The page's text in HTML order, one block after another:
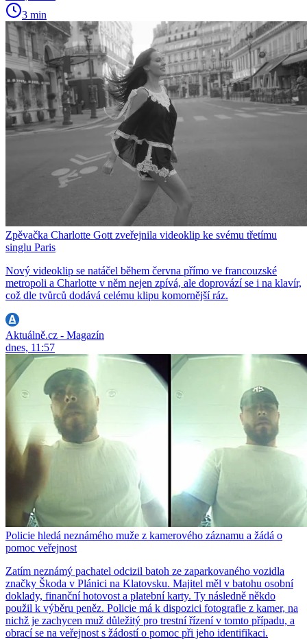
3 min
Zpěvačka Charlotte Gott zveřejnila videoklip ke svému třetímu
singlu Paris
Nový videoklip se natáčel během června přímo ve francouzské
metropoli a Charlotte v něm nejen zpívá, ale doprovází se i na klavír,
což dle tvůrců dodává celému klipu komornější ráz.
Aktuálně.cz - Magazín
dnes, 11:57
Policie hledá neznámého muže z kamerového záznamu a žádá o
pomoc veřejnost
Zatím neznámý pachatel odcizil batoh ze zaparkovaného vozidla
značky Škoda v Plánici na Klatovsku. Majitel měl v batohu osobní
doklady, finanční hotovost a platební karty. Ty následně někdo
použil k výběru peněz. Policie má k dispozici fotografie z kamer, na
nichž je zachycen muž důležitý pro trestní řízení v tomto případu, a
obrací se na veřejnost s žádostí o pomoc při jeho identifikaci.